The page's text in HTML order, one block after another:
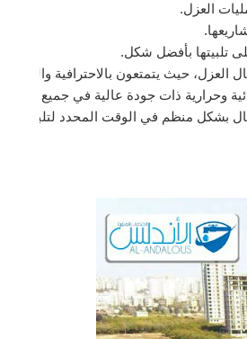
العزل.
تلبيتها بأفضل شكل.
حيث يتمتعون بالاحترافية والدقة
وحرارية ذات جودة عالية في جميع
بشكل منظم في الوقت المحدد لتلبية